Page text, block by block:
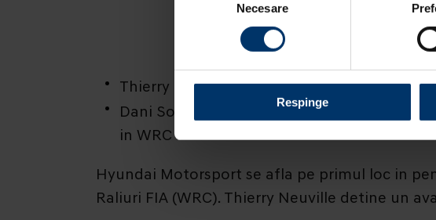
consimțământului
Necesare
Respinge
Thierry Neuville ocupa prima pozitie, cu un
Dani Sordo a avut o evolutie buna si a
in WRC
Hyundai Motorsport se afla pe primul loc in
Raliuri FIA (WRC). Thierry Neuville detine un